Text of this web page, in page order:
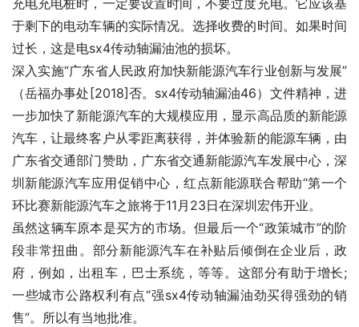
充电充电桩时，一定要设置时间，不要过度充电。它应该基
于剩下的电动车辆的实际情况。选择收费的时间。如果时间
过长，这是电sx4传动轴漏油池的损坏。
深入实施“广东省人民政府加快新能源汽车行业创新与发展”
（岳福办事处[2018]否。sx4传动轴漏油46）文件精神，进
一步加快了新能源汽车的大规模应用，显示高品质的新能源
汽车，让最终客户从零距离获得，并体验新的能源车辆，由
广东省交通部门赞助，广东省交通新能源汽车发展中心，深
圳新能源汽车应用促销中心，红点新能源联合帮助“第一个
环比赛新能源汽车之旅将于11月23日在深圳宏伟开业。
虽然这辆车原本是买方的市场。但最后一个“政策城市”的阶
段非常扭曲。部分新能源汽车在补贴后倾倒在企业后，政
府，例如，出租车，巴士系统，等等。这部分有助于增长;
一些城市公路权利有点“强sx4传动轴漏油劲买得强劲的销
售”。所以有当地批准。